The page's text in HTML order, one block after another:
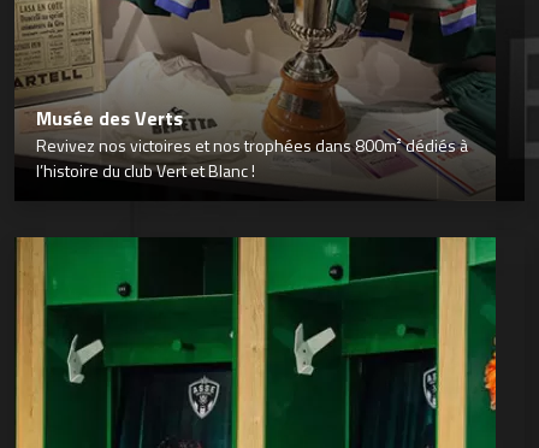
Musée des Verts
Revivez nos victoires et nos trophées dans 800m² dédiés à
l’histoire du club Vert et Blanc !